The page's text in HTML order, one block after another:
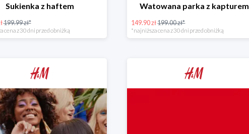
Sukienka z haftem
199.99 zł*
cena z 30 dni przed obniżką
Watowana parka z kapturem
149.90 zł199.00 zł*
*najniższa cena z 30 dni przed obniżką